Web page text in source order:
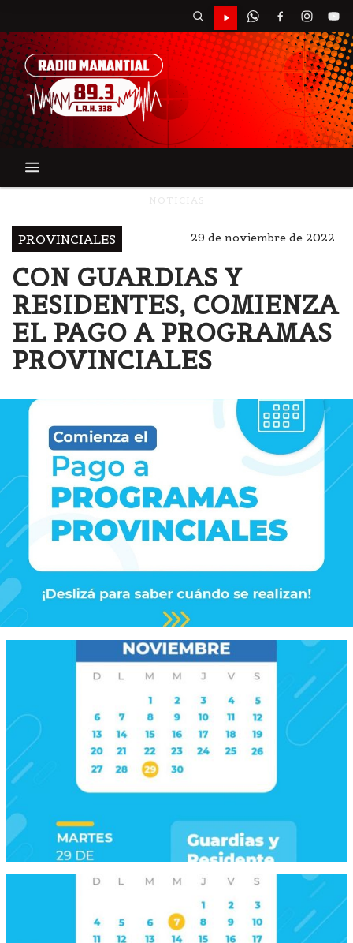
PROVINCIALES 29 de noviembre de 2022
CON GUARDIAS Y
RESIDENTES, COMIENZA
EL PAGO A PROGRAMAS
PROVINCIALES